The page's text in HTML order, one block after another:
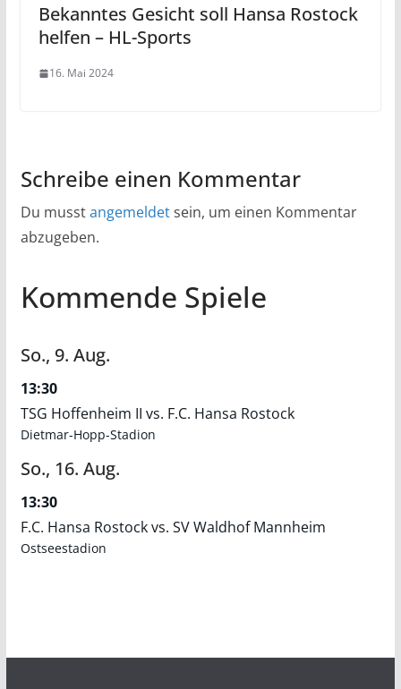
Bekanntes Gesicht soll Hansa Rostock
helfen – HL-Sports
16. Mai 2024
Schreibe einen Kommentar
Du musstangemeldetsein, um einen Kommentar
abzugeben.
Kommende Spiele
So., 9. Aug.
13:30
TSG Hoffenheim II vs. F.C. Hansa Rostock
Dietmar-Hopp-Stadion
So., 16. Aug.
13:30
F.C. Hansa Rostock vs. SV Waldhof Mannheim
Ostseestadion